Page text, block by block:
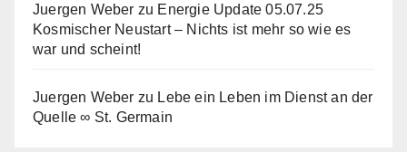
Juergen Weber zu Energie Update 05.07.25
Kosmischer Neustart – Nichts ist mehr so wie es
war und scheint!
Juergen Weber zu Lebe ein Leben im Dienst an der
Quelle ∞ St. Germain